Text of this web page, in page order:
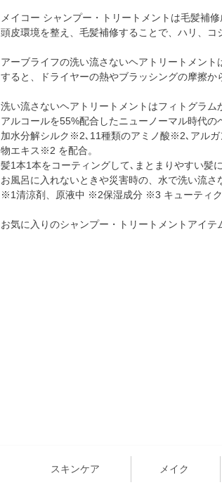
メイコー シャンプー・トリートメントは毛髪補修
頭皮環境を整え、毛髪補修することで、ハリ、
アーブライフの洗い流さないヘアトリートメン
すると、ドライヤーの熱やブラッシングの摩擦か
洗い流さないヘアトリートメントはフィトグラム
アルコールを55%配合したニューノーマル時代の
加水分解シルク※2､11種類のアミノ酸※2､アル
物エキス※2 を配合。
髪1本1本をコーティングして､まとまりやすい髪
お風呂に入れないときや災害時の、水で洗い流さ
※1清涼剤、原液中 ※2保湿成分 ※3 キューティ
お気に入りのシャンプー・トリートメントアイテ
スキンケア メイク